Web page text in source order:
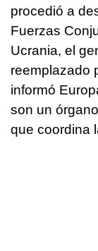
procedió a
Fuerzas
Ucrania, el
reemplazado
informó
son un
que coordina